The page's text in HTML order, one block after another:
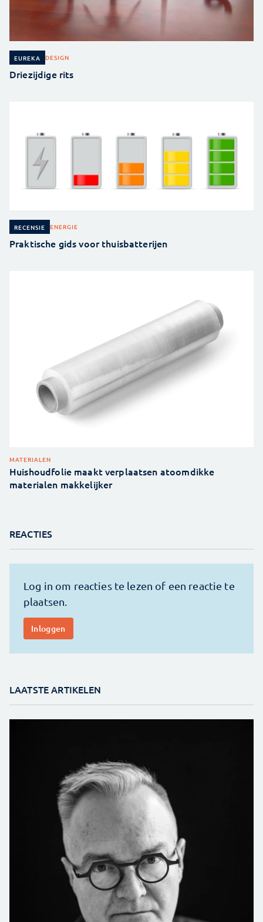
EUREKA DESIGN
Driezijdige rits
RECENSIE ENERGIE
Praktische gids voor thuisbatterijen
MATERIALEN
Huishoudfolie maakt verplaatsen atoomdikke
materialen makkelijker
REACTIES
LAATSTE ARTIKELEN